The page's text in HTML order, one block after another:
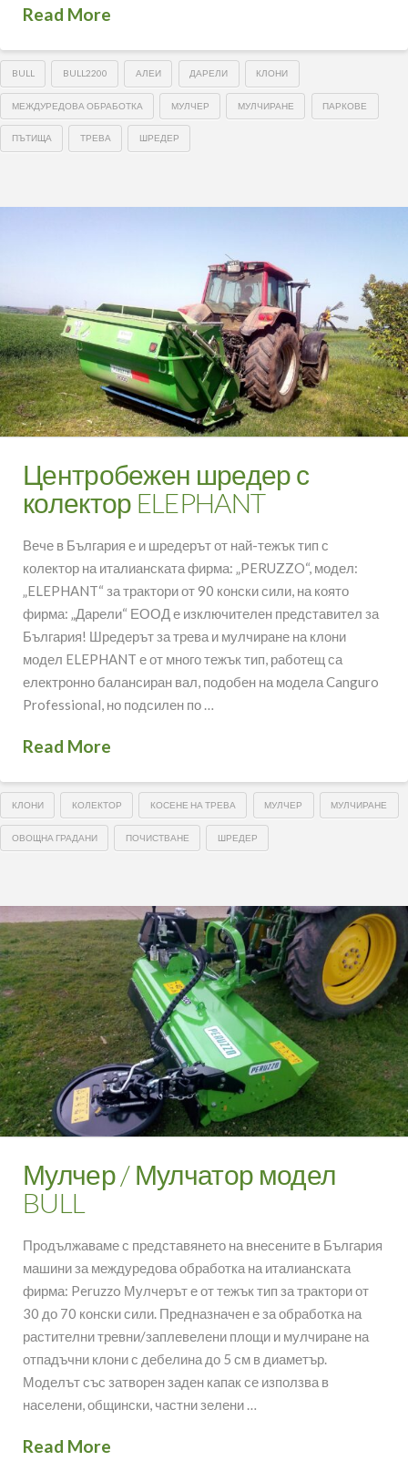
Read More
BULL BULL2200 АЛЕИ ДАРЕЛИ КЛОНИ
МЕЖДУРЕДОВА ОБРАБОТКА МУЛЧЕР МУЛЧИРАНЕ ПАРКОВЕ
ПЪТИЩА ТРЕВА ШРЕДЕР
Центробежен шредер с
колектор ELEPHANT
Вече в България е и шредерът от най-тежък тип с
колектор на италианската фирма: „PERUZZO“, модел:
„ELEPHANT“ за трактори от 90 конски сили, на която
фирма: „Дарели“ ЕООД е изключителен представител за
България! Шредерът за трева и мулчиране на клони
модел ELEPHANT е от много тежък тип, работещ са
електронно балансиран вал, подобен на модела Canguro
Professional, но подсилен по …
Read More
КЛОНИ КОЛЕКТОР КОСЕНЕ НА ТРЕВА МУЛЧЕР МУЛЧИРАНЕ
ОВОЩНА ГРАДАНИ ПОЧИСТВАНЕ ШРЕДЕР
Мулчер / Мулчатор модел
BULL
Продължаваме с представянето на внесените в България
машини за междуредова обработка на италианската
фирма: Peruzzo Мулчерът е от тежък тип за трактори от
30 до 70 конски сили. Предназначен е за обработка на
растителни тревни/заплевелени площи и мулчиране на
отпадъчни клони с дебелина до 5 см в диаметър.
Моделът със затворен заден капак се използва в
населени, общински, частни зелени …
Read More